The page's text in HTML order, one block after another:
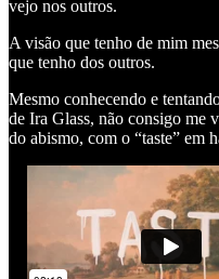
vejo nos outros.
A visão que tenho de mim
que tenho dos outros.
Mesmo conhecendo e
de Ira Glass, não consigo me
do abismo, com o “taste” em